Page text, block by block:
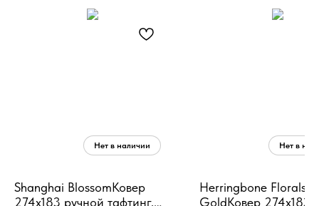
Shanghai BlossomКовер
274х183 ручной тафтинг,
Herringbone Florals
GoldКовер 274х183